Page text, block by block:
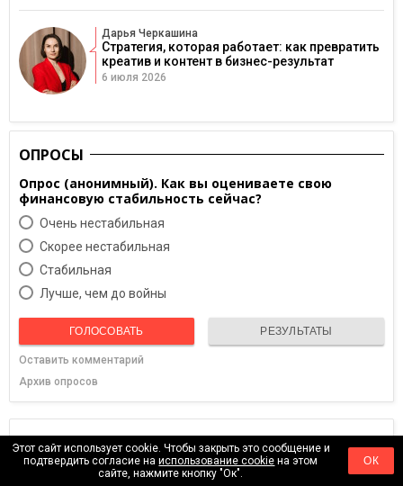
Дарья Черкашина
Стратегия, которая работает: как превратить
креатив и контент в бизнес-результат
6 июля 2026
ОПРОСЫ
Опрос (анонимный). Как вы оцениваете свою
финансовую стабильность сейчас?
Очень нестабильная
Скорее нестабильная
Cтабильная
Лучше, чем до войны
ГОЛОСОВАТЬ РЕЗУЛЬТАТЫ
Оставить комментарий
Архив опросов
ПРЕДСТОЯЩИЕ СОБЫТИЯ
13.08.2026
Этот сайт использует cookie. Чтобы закрыть это сообщение и
подтвердить согласие наиспользование cookie на этом
сайте, нажмите кнопку "Ок".
ОК